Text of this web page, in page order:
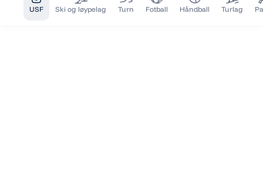
USF Ski og løypelag Turn Fotball Håndball Turlag